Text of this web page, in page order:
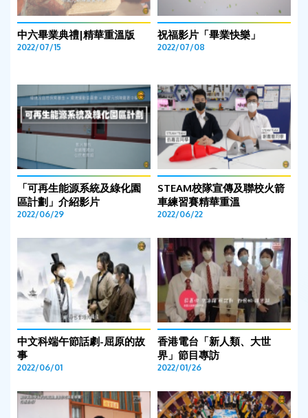
中六畢業典禮|精華重溫版
2022/07/15
祝福影片「畢業快樂」
2022/07/08
「可再生能源系統及綠化園
區計劃」介紹影片
2022/06/29
STEAM校隊宣傳及聯校火箭
車練習賽精華重溫
2022/06/22
中文科端午節話劇-屈原的故
事
2022/06/01
香港電台「新人類、大世
界」節目專訪
2022/01/26